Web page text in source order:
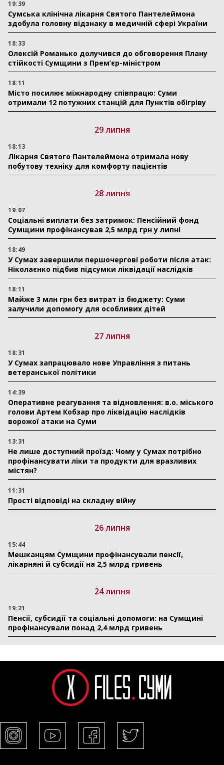
19:39
Сумська клінічна лікарня Святого Пантелеймона
здобула головну відзнаку в медичній сфері України
18:33
Олексій Романько долучився до обговорення Плану
стійкості Сумщини з Прем’єр-міністром
18:11
Місто посилює міжнародну співпрацю: Суми
отримали 12 потужних станцій для Пунктів обігріву
29 липня
18:13
Лікарня Святого Пантелеймона отримала нову
побутову техніку для комфорту пацієнтів
28 липня
19:07
Соціальні виплати без затримок: Пенсійний фонд
Сумщини профінансував 2,5 млрд грн у липні
18:49
У Сумах завершили першочергові роботи після атак:
Ніколаєнко підбив підсумки ліквідації наслідків
18:11
Майже 3 млн грн без витрат із бюджету: Суми
залучили допомогу для особливих дітей
27 липня
18:31
У Сумах запрацювало нове Управління з питань
ветеранської політики
14:39
Оперативне реагування та відновлення: в.о. міського
голови Артем Кобзар про ліквідацію наслідків
ворожої атаки на Суми
13:31
Не лише доступний проїзд: Чому у Сумах потрібно
профінансувати ліки та продукти для вразливих
містян?
11:31
Прості відповіді на складну війну
26 липня
15:44
Мешканцям Сумщини профінансували пенсії,
лікарняні й субсидії на 2,5 млрд гривень
24 липня
19:21
Пенсії, субсидії та соціальні допомоги: на Сумщині
профінансували понад 2,4 млрд гривень